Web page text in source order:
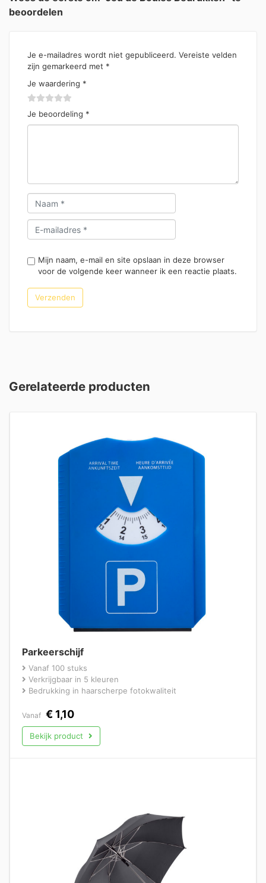
beoordelen
Je e-mailadres wordt niet gepubliceerd. Vereiste velden
zijn gemarkeerd met *
Je waardering *
Je beoordeling *
Mijn naam, e-mail en site opslaan in deze browser
voor de volgende keer wanneer ik een reactie plaats.
Gerelateerde producten
Parkeerschijf
Vanaf 100 stuks
Verkrijgbaar in 5 kleuren
Bedrukking in haarscherpe fotokwaliteit
Vanaf € 1,10
Bekijk product